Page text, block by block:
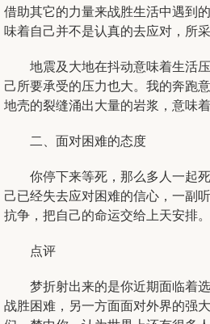
借助其它的力量来战胜生活中遇到
味着自己并不是认真的去应对，所
地震及大地在抖动意味着生活
己所要承受的压力也大。我的奔跑
地壳的裂缝涌出大量的岩浆，意味
二、面对困难的态度
你停下来等死，那么多人一起
己已经失去应对困难的信心，一副
抗争，把自己的命运交给上天安排。
点评
梦折射出来的是你近期面临着
战胜困难，另一方面面对外界的强